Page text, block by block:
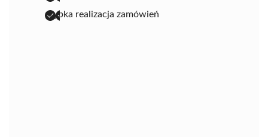
szybka realizacja zamówień